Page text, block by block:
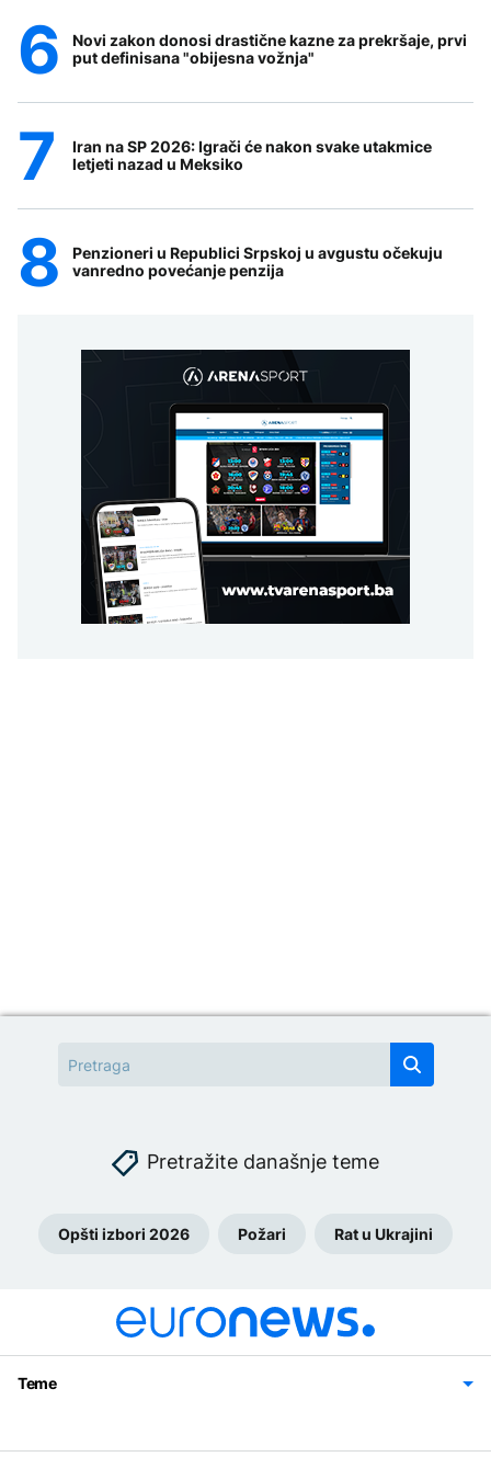
Novi zakon donosi drastične kazne za prekršaje, prvi
put definisana "obijesna vožnja"
Iran na SP 2026: Igrači će nakon svake utakmice
letjeti nazad u Meksiko
Penzioneri u Republici Srpskoj u avgustu očekuju
vanredno povećanje penzija
Pretražite današnje teme
Opšti izbori 2026 Požari Rat u Ukrajini
Teme